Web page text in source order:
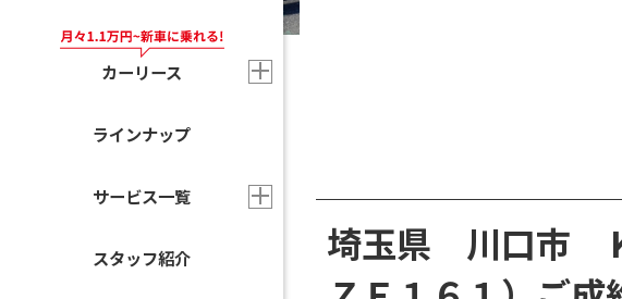
カーリース
ラインナップ
サービス一覧
スタッフ紹介
埼玉県 川口市